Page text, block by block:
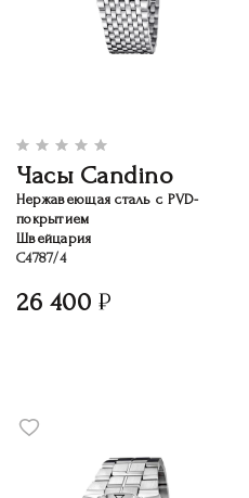
Часы Candino
Нержавеющая сталь с PVD-
покрытием
Швейцария
C4787/4
26 400